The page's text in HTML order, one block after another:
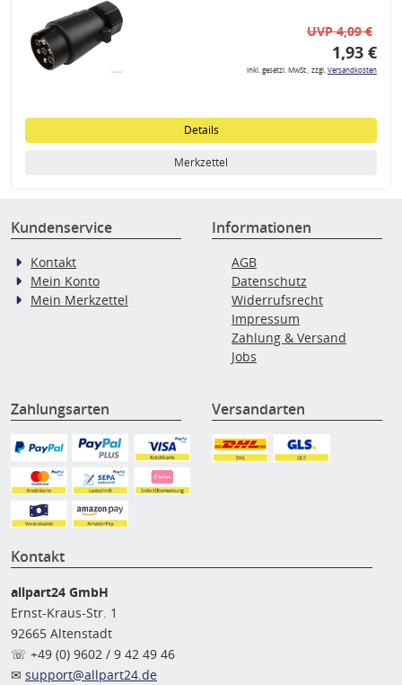
UVP 4,09 €
1,93 €
inkl. gesetzl. MwSt., zzgl.Versandkosten
Details
Merkzettel
Kundenservice
Kontakt
Mein Konto
Mein Merkzettel
Informationen
AGB
Datenschutz
Widerrufsrecht
Impressum
Zahlung & Versand
Jobs
Zahlungsarten Versandarten
Kontakt
allpart24 GmbH
Ernst-Kraus-Str. 1
92665 Altenstadt
☏ +49 (0) 9602 / 9 42 49 46
✉ support@allpart24.de